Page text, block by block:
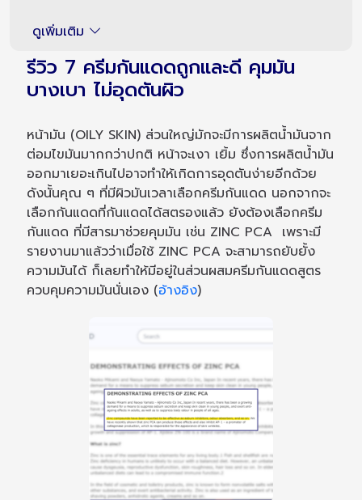
ดูเพิ่มเติม
รีวิว 7 ครีมกันแดดถูกและดี คุมมัน
บางเบา ไม่อุดตันผิว
หน้ามัน (OILY SKIN) ส่วนใหญ่มักจะมีการผลิตน้ำมันจาก
ต่อมไขมันมากกว่าปกติ หน้าจะเงา เยิ้ม ซึ่งการผลิตน้ำมัน
ออกมาเยอะเกินไปอาจทำให้เกิดการอุดตันง่ายอีกด้วย
ดังนั้นคุณ ๆ ที่มีผิวมันเวลาเลือกครีมกันแดด นอกจากจะ
เลือกกันแดดที่กันแดดได้สตรองแล้ว ยังต้องเลือกครีม
กันแดด ที่มีสารมาช่วยคุมมัน เช่น ZINC PCA เพราะมี
รายงานมาแล้วว่าเมื่อใช้ ZINC PCA จะสามารถยับยั้ง
ความมันได้ ก็เลยทำให้มีอยู่ในส่วนผสมครีมกันแดดสูตร
ควบคุมความมันนั่นเอง (อ้างอิง)